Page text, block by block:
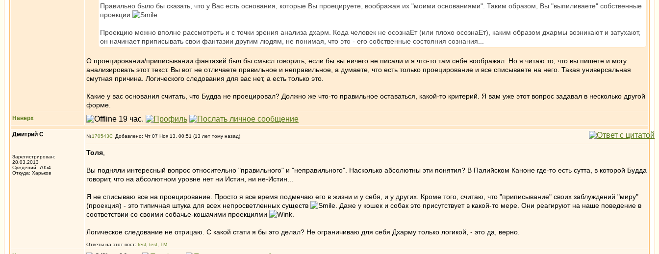
Правильно было бы сказать, что у Вас есть основания, которые Вы проецируете, воображая их "моими основаниями". Таким образом, Вы "выпиливаете" собственные
проекции
Проекцию можно вполне рассмотреть и с точки зрения анализа дхарм. Кода человек не осознаЕт (или плохо осознаЕт), каким образом дхармы возникают и затухают,
он начинает приписывать свои фантазии другим людям, не понимая, что это - его собственные состояния сознания...
О проецировании/приписывании фантазий был бы смысл говорить, если бы вы ничего не писали и я что-то там себе воображал. Но я читаю то, что вы пишете и могу
анализировать этот текст. Вы вот не отличаете правильное и неправильное, а думаете, что есть только проецирование и все списываете на него. Такая универсальная
смутная причина. Логического следования для вас нет, а есть только это.
Какие у вас основания считать, что Будда не проецировал? Должно же что-то правильное оставаться, какой-то критерий. Я вам уже этот вопрос задавал в несколько другой
форме.
Наверх
Дмитрий С
Зарегистрирован:
28.03.2013
Суждений: 7054
Откуда: Харьков
№170543 Добавлено: Чт 07 Ноя 13, 00:51 (13 лет тому назад)
Толя
Вы подняли интересный вопрос относительно "правильного" и "неправильного". Насколько абсолютны эти понятия? В Палийском Каноне где-то есть сутта, в которой Будда
говорит, что на абсолютном уровне нет ни Истин, ни не-Истин...
Я не списываю все на проецирование. Просто я все время подмечаю его в жизни и у себя, и у других. Кроме того, считаю, что "приписывание" своих заблуждений "миру"
(проекция) - это типичная штука для всех непросветленных существ
. Даже у кошек и собак это присутствует в какой-то мере. Они реагируют на наше поведение в
соответствии со своими собачье-кошачими проекциями
Логическое следование не отрицаю. С какой стати я бы это делал? Не ограничиваю для себя Дхарму только логикой, - это да, верно.
Ответы на этот пост: test test ТМ